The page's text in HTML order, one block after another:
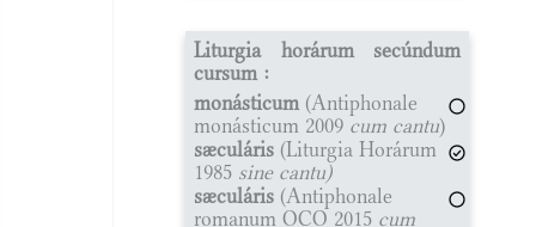
Liturgia horárum secúndum
cursum :
monásticum (Antiphonale
monásticum 2009 cum cantu)
sæculáris (Liturgia Horárum
1985 sine cantu)
sæculáris (Antiphonale
romanum OCO 2015 cum